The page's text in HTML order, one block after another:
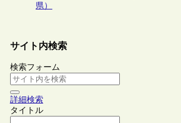
県）
サイト内検索
検索フォーム
詳細検索
タイトル